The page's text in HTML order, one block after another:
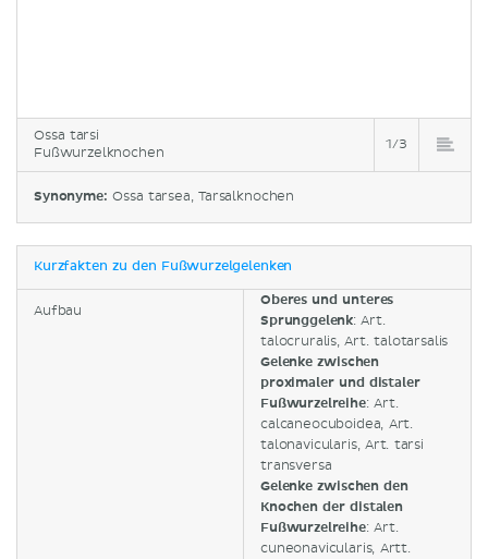
Ossa tarsi
Fußwurzelknochen
1/3
Synonyme: Ossa tarsea, Tarsalknochen
Kurzfakten zu den Fußwurzelgelenken
Aufbau
Oberes und unteres
Sprunggelenk: Art.
talocruralis, Art. talotarsalis
Gelenke zwischen
proximaler und distaler
Fußwurzelreihe: Art.
calcaneocuboidea, Art.
talonavicularis, Art. tarsi
transversa
Gelenke zwischen den
Knochen der distalen
Fußwurzelreihe: Art.
cuneonavicularis, Artt.